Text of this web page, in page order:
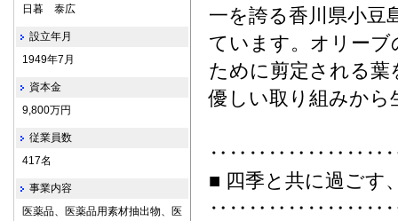
一を誇る香川県小豆
ています。オリー
ために剪定される葉
優しい取り組みか
■ 四季と共に過ごす
日暮 泰広
設立年月
1949年7月
資本金
9,800万円
従業員数
417名
事業内容
医薬品、医薬品用素材抽出物、医